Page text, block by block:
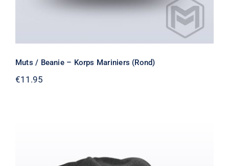
Muts / Beanie – Korps Mariniers (Rond)
€11.95